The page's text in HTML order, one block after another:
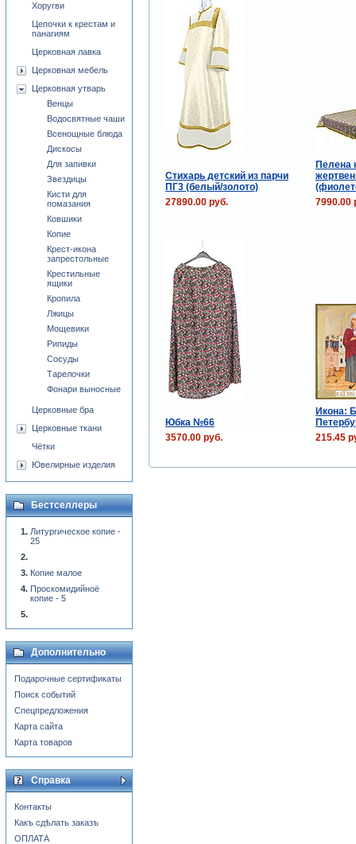
Стихарь детский из парчи
ПГ3 (белый/золото)
Пелена
27890.00 руб.
7990.00
Юбка №66
Икона:
3570.00 руб.
215.45
Хоругви
Цепочки к крестам и
панагиям
Церковная лавка
Церковная мебель
Церковная утварь
Венцы
Водосвятные чаши
Всенощные блюда
Дискосы
Для запивки
Звездицы
Кисти для
помазания
Ковшики
Копие
Крест-икона
запрестольные
Крестильные
ящики
Кропила
Лжицы
Мощевики
Рипиды
Сосуды
Тарелочки
Фонари выносные
Церковные бра
Церковные ткани
Чётки
Ювелирные изделия
Бестселлеры
Литургическое копие -
25
Копие малое
Проскомидийноё
копие - 5
Дополнительно
Подарочные сертификаты
Поиск событий
Спецпредложения
Карта сайта
Карта товаров
Справка
Контакты
Какъ сдѣлать заказъ
ОПЛАТА